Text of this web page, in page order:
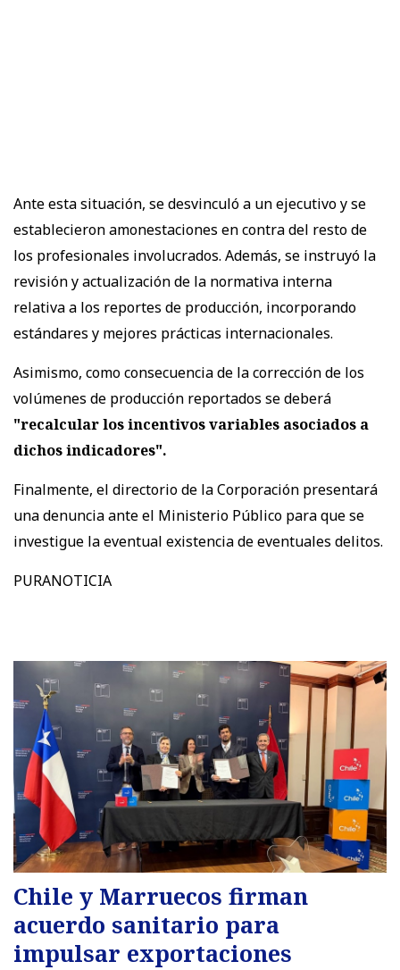
Ante esta situación, se desvinculó a un ejecutivo y se
establecieron amonestaciones en contra del resto de
los profesionales involucrados. Además, se instruyó la
revisión y actualización de la normativa interna
relativa a los reportes de producción, incorporando
estándares y mejores prácticas internacionales.
Asimismo, como consecuencia de la corrección de los
volúmenes de producción reportados se deberá
"recalcular los incentivos variables asociados a
dichos indicadores".
Finalmente, el directorio de la Corporación presentará
una denuncia ante el Ministerio Público para que se
investigue la eventual existencia de eventuales delitos.
PURANOTICIA
Chile y Marruecos firman
acuerdo sanitario para
impulsar exportaciones